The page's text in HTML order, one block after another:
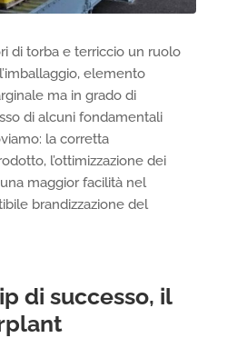
di torba e terriccio un ruolo
elemento
ma in grado di
di alcuni fondamentali
la corretta
l’ottimizzazione dei
maggior facilità nel
brandizzazione del
di successo, il